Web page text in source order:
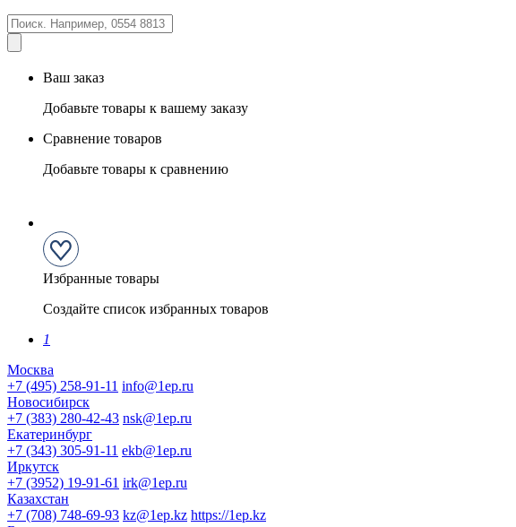
Ваш заказ
Добавьте товары к вашему заказу
Сравнение товаров
Добавьте товары к сравнению
Избранные товары
Создайте список избранных товаров
1
Москва
+7 (495) 258-91-11 info@1ep.ru
Новосибирск
+7 (383) 280-42-43 nsk@1ep.ru
Екатеринбург
+7 (343) 305-91-11 ekb@1ep.ru
Иркутск
+7 (3952) 19-91-61 irk@1ep.ru
Казахстан
+7 (708) 748-69-93 kz@1ep.kz https://1ep.kz